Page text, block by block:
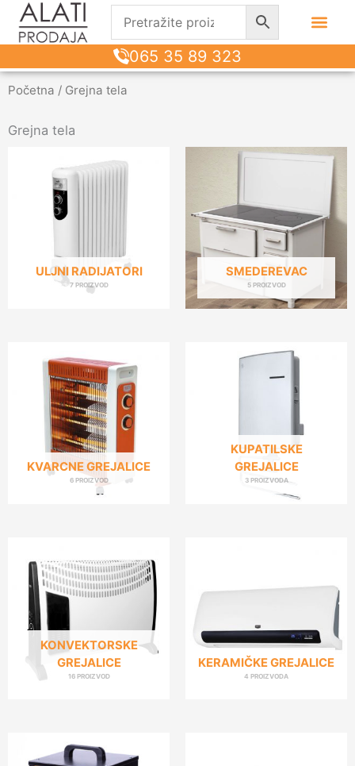
065 35 89 323
Početna / Grejna tela
Grejna tela
ULJNI RADIJATORI
7 PROIZVOD
SMEDEREVAC
5 PROIZVOD
KVARCNE GREJALICE
6 PROIZVOD
KUPATILSKE
GREJALICE
3 PROIZVODA
KONVEKTORSKE
GREJALICE
16 PROIZVOD
KERAMIČKE GREJALICE
4 PROIZVODA